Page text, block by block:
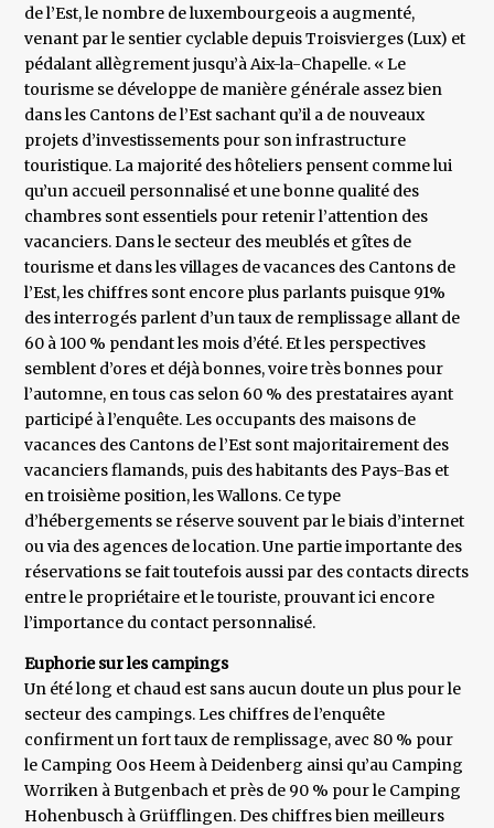
de l’Est, le nombre de luxembourgeois a augmenté,
venant par le sentier cyclable depuis Troisvierges (Lux) et
pédalant allègrement jusqu’à Aix-la-Chapelle. « Le
tourisme se développe de manière générale assez bien
dans les Cantons de l’Est sachant qu’il a de nouveaux
projets d’investissements pour son infrastructure
touristique. La majorité des hôteliers pensent comme lui
qu’un accueil personnalisé et une bonne qualité des
chambres sont essentiels pour retenir l’attention des
vacanciers. Dans le secteur des meublés et gîtes de
tourisme et dans les villages de vacances des Cantons de
l’Est, les chiffres sont encore plus parlants puisque 91%
des interrogés parlent d’un taux de remplissage allant de
60 à 100 % pendant les mois d’été. Et les perspectives
semblent d’ores et déjà bonnes, voire très bonnes pour
l’automne, en tous cas selon 60 % des prestataires ayant
participé à l’enquête. Les occupants des maisons de
vacances des Cantons de l’Est sont majoritairement des
vacanciers flamands, puis des habitants des Pays-Bas et
en troisième position, les Wallons. Ce type
d’hébergements se réserve souvent par le biais d’internet
ou via des agences de location. Une partie importante des
réservations se fait toutefois aussi par des contacts directs
entre le propriétaire et le touriste, prouvant ici encore
l’importance du contact personnalisé.
Euphorie sur les campings
Un été long et chaud est sans aucun doute un plus pour le
secteur des campings. Les chiffres de l’enquête
confirment un fort taux de remplissage, avec 80 % pour
le Camping Oos Heem à Deidenberg ainsi qu’au Camping
Worriken à Butgenbach et près de 90 % pour le Camping
Hohenbusch à Grüfflingen. Des chiffres bien meilleurs